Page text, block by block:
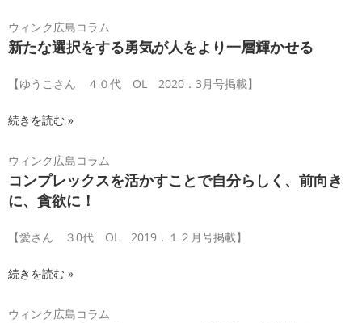
ウィンク広島コラム
新たな選択をする勇気が人をより一層輝かせる
【ゆうこさん ４０代 OL 2020．3月号掲載】
続きを読む »
ウィンク広島コラム
コンプレックスを活かすことで自分らしく、前向き
に、貪欲に！
【愛さん ３0代 OL 2019．１２月号掲載】
続きを読む »
ウィンク広島コラム